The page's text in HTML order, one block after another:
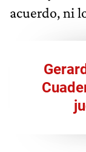
acuerdo, ni